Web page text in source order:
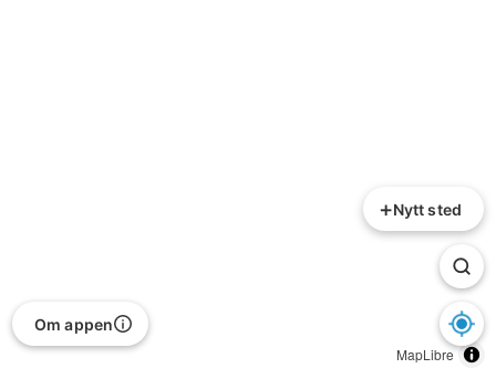
MapLibre
+Nytt sted
Om appen